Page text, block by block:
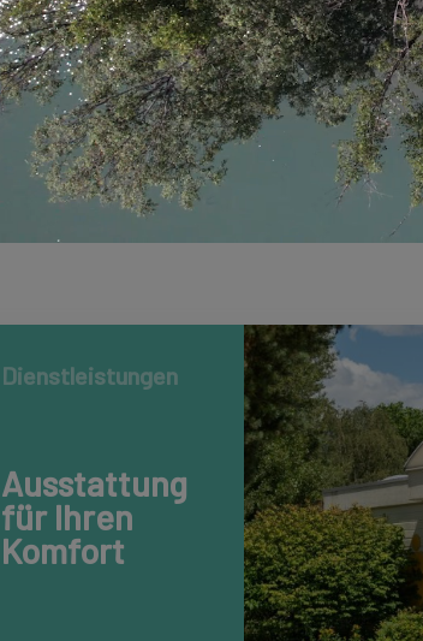
Vermietung von Wohnplätzen
ganzjährig, saisonal, monatlich
Dienstleistungen
Ausstattung
für Ihren
Komfort